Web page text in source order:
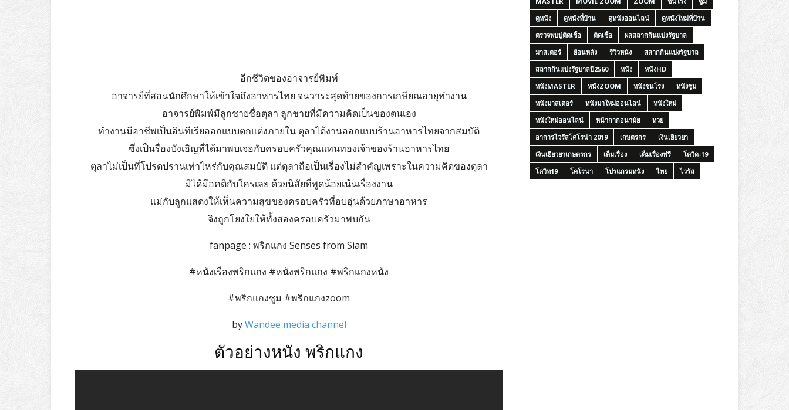
อีกชีวิตของอาจารย์พิมพ์
อาจารย์ที่สอนนักศึกษาให้เข้าใจถึงอาหารไทย จนวาระสุดท้ายของการเกษียณอายุทำงาน
อาจารย์พิมพ์มีลูกชายชื่อตุลา ลูกชายที่มีความคิดเป็นของตนเอง
ทำงานมีอาชีพเป็นอินทีเรียออกแบบตกแต่งภายใน ตุลาได้งานออกแบบร้านอาหารไทยจากสมบัติ
ซึ่งเป็นรื่องบังเอิญที่ได้มาพบเจอกับครอบครัวคุณแทนทองเจ้าของร้านอาหารไทย
ตุลาไม่เป็นที่โปรดปรานเท่าไหร่กับคุณสมบัติ แต่ตุลาถือเป็นเรื่องไม่สำคัญเพราะในความคิดของตุลา
มิได้มีอคติกับใครเลย ด้วยนิสัยที่พูดน้อยเน้นเรื่องงาน
แม่กับลูกแสดงให้เห็นความสุขของครอบครัวที่อบอุ่นด้วยภาษาอาหาร
จึงถูกโยงใยให้ทั้งสองครอบครัวมาพบกัน
fanpage : พริกแกง Senses from Siam
#หนังเรื่องพริกแกง #หนังพริกแกง #พริกแกงหนัง
#พริกแกงซูม #พริกแกงzoom
byWandee media channel
ตัวอย่างหนัง พริกแกง
ดูหนัง
ดูหนังที่บ้าน ดูหนังออนไลน์
ดูหนังใหม่ที่บ้าน
ตรวจพบปู่ติดเชื้อ
ติดเชื้อ
ผลสลากกินแบ่งรัฐบาล
มาสเตอร์
ย้อนหลัง รีวิวหนัง
สลากกินแบ่งรัฐบาล
สลากกินแบ่งรัฐบาลปี2560
หนัง
หนังHD
หนังMASTER
หนังZOOM หนังชนโรง
หนังซูม
หนังมาสเตอร์
หนังมาใหม่ออนไลน์
หนังใหม่
หนังใหม่ออนไลน์
หน้ากากอนามัย
หวย
อาการไวรัสโคโรน่า 2019
เกษตรกร
เงินเยียวยา
เงินเยียวยาเกษตรกร
เต็มเรื่อง เต็มเรื่องฟรี
โควิด-19
โควิท19
โคโรนา โปรแกรมหนัง ไทย ไวรัส